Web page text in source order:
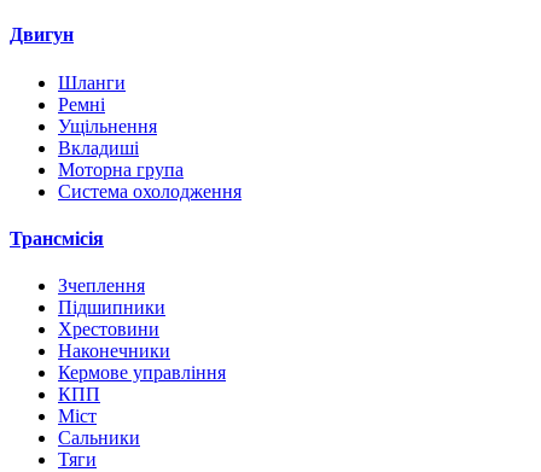
Двигун
Шланги
Ремні
Ущільнення
Вкладиші
Моторна група
Система охолодження
Трансмісія
Зчеплення
Підшипники
Хрестовини
Наконечники
Кермове управління
КПП
Міст
Сальники
Тяги